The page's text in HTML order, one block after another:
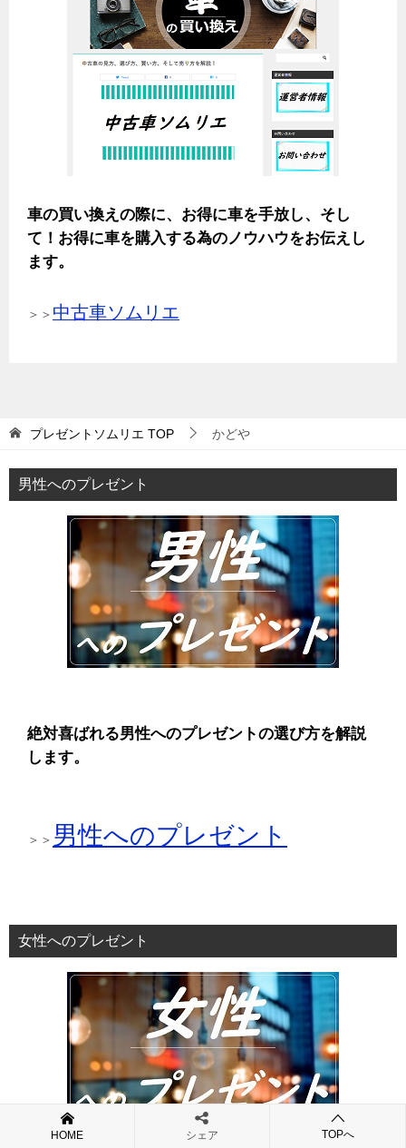
車の買い換えの際に、お得に車を手放し、そし
て！お得に車を購入する為のノウハウをお伝えし
ます。
＞＞ 中古車ソムリエ
プレゼントソムリエ TOP かどや
男性へのプレゼント
絶対喜ばれる男性へのプレゼントの選び方を解説
します。
＞＞ 男性へのプレゼント
女性へのプレゼント
HOME シェア TOPへ